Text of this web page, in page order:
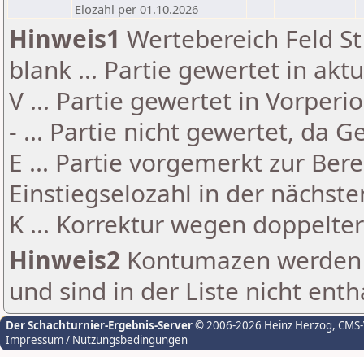
Elozahl per 01.10.2026
Hinweis1 Wertebereich Feld
blank ... Partie gewertet in
V ... Partie gewertet in
- ... Partie nicht gewertet, da
E ... Partie vorgemerkt zur
Einstiegselozahl in der
K ... Korrektur wegen
Hinweis2 Kontumazen
und sind in der Liste nicht
Der Schachturnier-Ergebnis-Server© 2006-2026 Heinz Herzog,
Impressum / Nutzungsbedingungen